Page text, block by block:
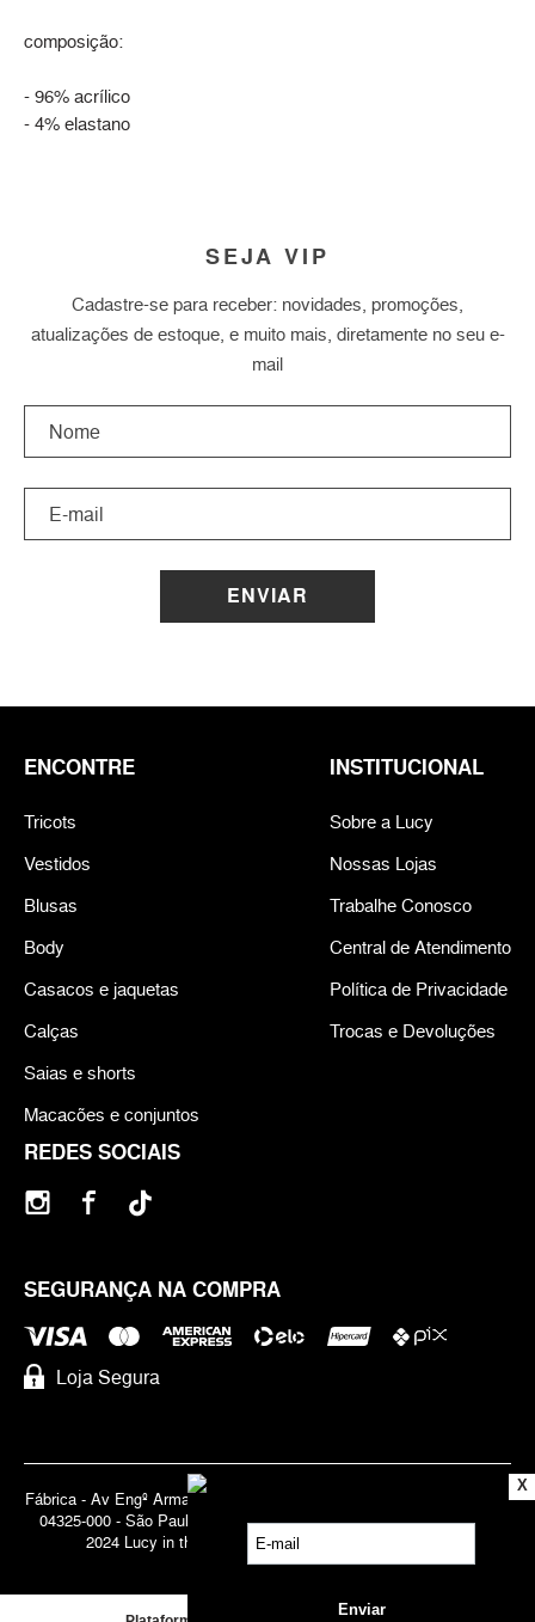
composição:
- 96% acrílico
- 4% elastano
SEJA VIP
Cadastre-se para receber: novidades, promoções,
atualizações de estoque, e muito mais, diretamente no seu e-
mail
ENVIAR
REDES SOCIAIS
SEGURANÇA NA COMPRA
Loja Segura
ENCONTRE
Tricots
Vestidos
Blusas
Body
Casacos e jaquetas
Calças
Saias e shorts
Macacões e conjuntos
INSTITUCIONAL
Sobre a Lucy
Nossas Lojas
Trabalhe Conosco
Central de Atendimento
Política de Privacidade
Trocas e Devoluções
Fábrica - Av Engº Armando de Arruda Pereira, 3888 - Jabaquara | Cep
04325-000 - São Paulo - SP - Brasil CNPJ 71.947.691/0001-83 | ©
2024 Lucy in the Sky | Todos os direitos reservados.
X